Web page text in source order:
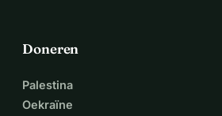
Doneren
Palestina
Oekraïne